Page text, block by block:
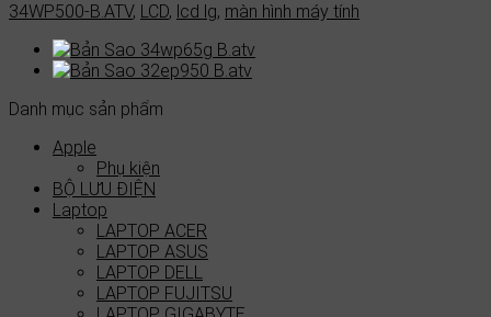
34WP500-B.ATV, LCD, lcd lg, màn hình máy tính
Danh mục sản phẩm
Apple
Phụ kiện
BỘ LƯU ĐIỆN
Laptop
LAPTOP ACER
LAPTOP ASUS
LAPTOP DELL
LAPTOP FUJITSU